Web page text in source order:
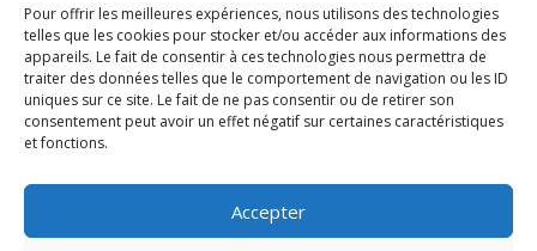
Pour offrir les meilleures expériences, nous utilisons des technologies
telles que les cookies pour stocker et/ou accéder aux informations des
appareils. Le fait de consentir à ces technologies nous permettra de
traiter des données telles que le comportement de navigation ou les ID
uniques sur ce site. Le fait de ne pas consentir ou de retirer son
consentement peut avoir un effet négatif sur certaines caractéristiques
et fonctions.
Accepter
 Adresse
1 rue du Blanc Poirier
70110 SENARGENT MIGNAFANS